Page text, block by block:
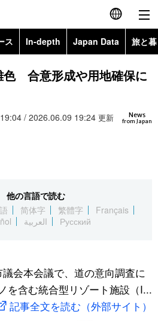
English
简体字
Русский
ス In-depth Japan Data 旅と
Topics
色 合意形成や用地確保に
News
from Japan
/ 2026.06.09 19:24 更新
他の言語で読む
简体字 繁體字
Français
العربية Русский
会本会議で、道の意向調査に
を含む統合型リゾート施設（I...
記事全文を読む（外部サイト）